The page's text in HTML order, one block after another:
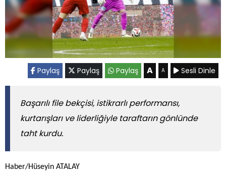
Paylaş Paylaş Paylaş A A Sesli Dinle
Başarılı file bekçisi, istikrarlı performansı,
kurtarışları ve liderliğiyle taraftarın gönlünde
taht kurdu.
Haber/Hüseyin ATALAY